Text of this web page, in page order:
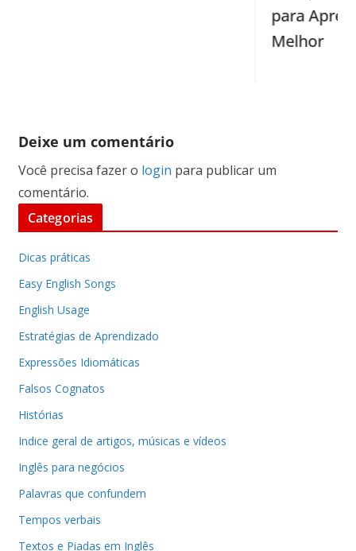
para Aprender
Melhor
Deixe um comentário
Você precisa fazer o login para publicar um
comentário.
Categorias
Dicas práticas
Easy English Songs
English Usage
Estratégias de Aprendizado
Expressões Idiomáticas
Falsos Cognatos
Histórias
Indice geral de artigos, músicas e vídeos
Inglês para negócios
Palavras que confundem
Tempos verbais
Textos e Piadas em Inglês